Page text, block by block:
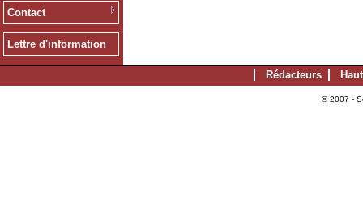
Contact
Lettre d'information
Rédacteurs
© 2007 -